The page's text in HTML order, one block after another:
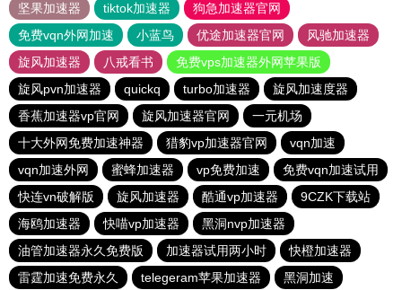
坚果加速器
tiktok加速器
狗急加速器官网
免费vqn外网加速
小蓝鸟 优途加速器官网
风驰加速器
旋风加速器
八戒看书
免费vps加速器外网苹果版
旋风pvn加速器
quickq turbo加速器
旋风加速度器
香蕉加速器vp官网
旋风加速器官网
一元机场
十大外网免费加速神器
猎豹vp加速器官网
vqn加速
vqn加速外网
蜜蜂加速器 vp免费加速
免费vqn加速试用
快连vn破解版
旋风加速器 酷通vp加速器
9CZK下载站
海鸥加速器
快喵vp加速器
黑洞nvp加速器
油管加速器永久免费版
加速器试用两小时
快橙加速器
雷霆加速免费永久
telegeram苹果加速器 黑洞加速